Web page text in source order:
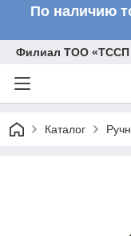
По наличию
Филиал ТОО «ТССП
Каталог